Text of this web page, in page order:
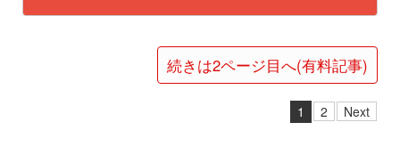
続きは2ページ目へ(有料記事)
1 2 Next